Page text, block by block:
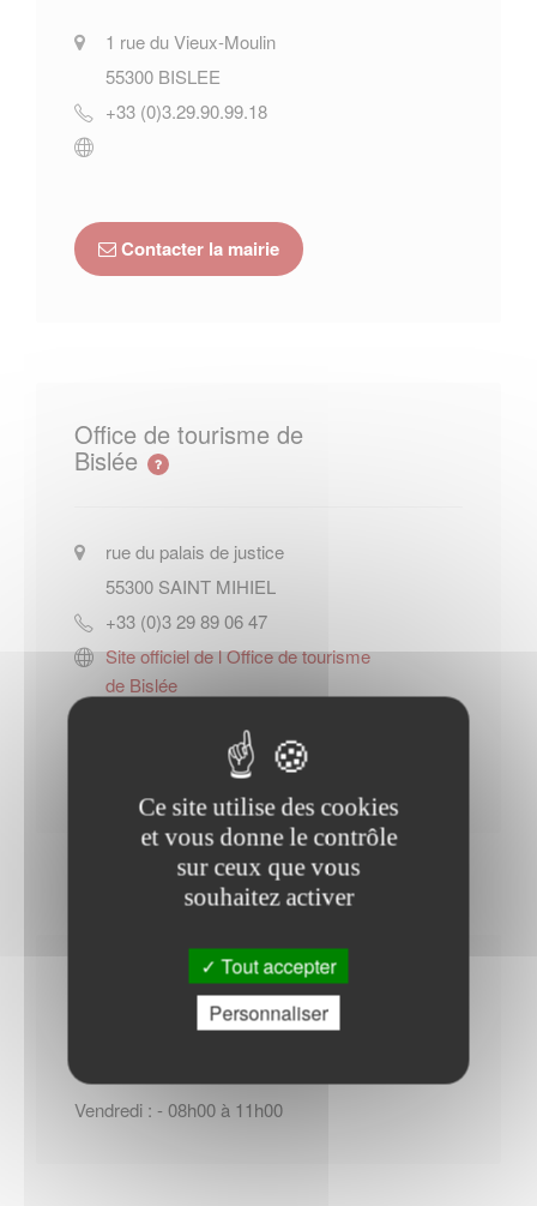
1 rue du Vieux-Moulin
55300 BISLEE
+33 (0)3.29.90.99.18
Contacter la mairie
Office de tourisme de
Bislée
rue du palais de justice
55300 SAINT MIHIEL
+33 (0)3 29 89 06 47
Site officiel de l Office de tourisme
de Bislée
Contacter l'office de tourisme
Horaires Mairie
Vendredi : - 08h00 à 11h00
Ce site utilise des cookies
et vous donne le contrôle
sur ceux que vous
souhaitez activer
Tout accepter
Personnaliser